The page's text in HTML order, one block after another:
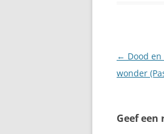
← Dood
wonder
Geef een